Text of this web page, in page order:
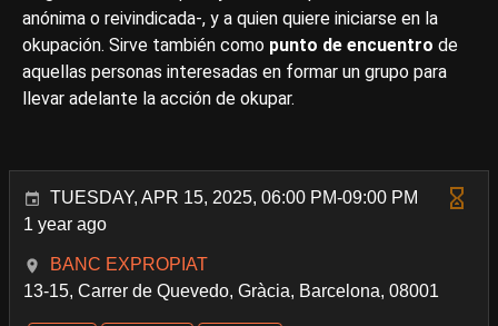
anónima o reivindicada-, y a quien quiere iniciarse en la
okupación. Sirve también como punto de encuentro de
aquellas personas interesadas en formar un grupo para
llevar adelante la acción de okupar.
TUESDAY, APR 15, 2025, 06:00 PM-09:00 PM
1 year ago
BANC EXPROPIAT
13-15, Carrer de Quevedo, Gràcia, Barcelona, 08001